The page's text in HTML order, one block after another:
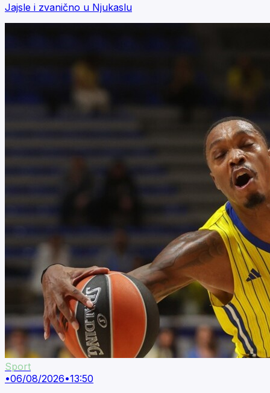
Jajsle i zvanično u Njukaslu
Sport
•06/08/2026•13:50